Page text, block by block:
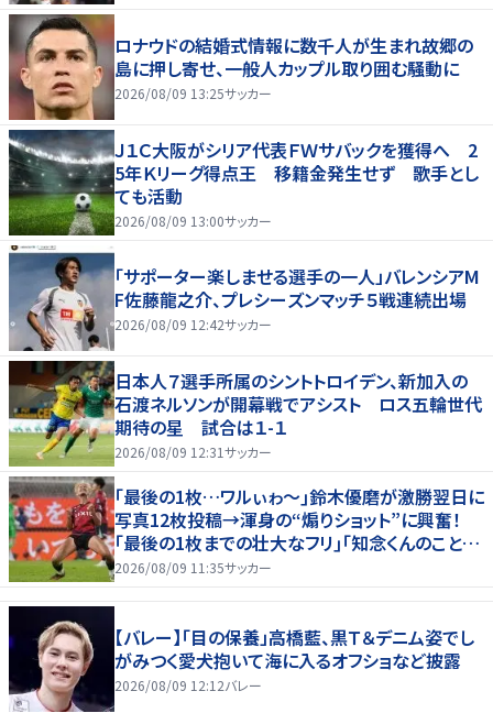
ロナウドの結婚式情報に数千人が生まれ故郷の
島に押し寄せ、一般人カップル取り囲む騒動に
2026/08/09 13:25サッカー
Ｊ１Ｃ大阪がシリア代表ＦＷサバックを獲得へ 2
5年Ｋリーグ得点王 移籍金発生せず 歌手とし
ても活動
2026/08/09 13:00サッカー
「サポーター楽しませる選手の一人」バレンシアM
F佐藤龍之介、プレシーズンマッチ５戦連続出場
2026/08/09 12:42サッカー
日本人７選手所属のシントトロイデン、新加入の
石渡ネルソンが開幕戦でアシスト ロス五輪世代
期待の星 試合は１-１
2026/08/09 12:31サッカー
｢最後の1枚…ワルぃゎ〜｣鈴木優磨が激勝翌日に
写真12枚投稿→渾身の“煽りショット”に興奮！
｢最後の1枚までの壮大なフリ｣｢知念くんのことど
んだけ好きなんよｗ｣
2026/08/09 11:35サッカー
【バレー】「目の保養」高橋藍、黒Ｔ＆デニム姿でし
がみつく愛犬抱いて海に入るオフショなど披露
2026/08/09 12:12バレー